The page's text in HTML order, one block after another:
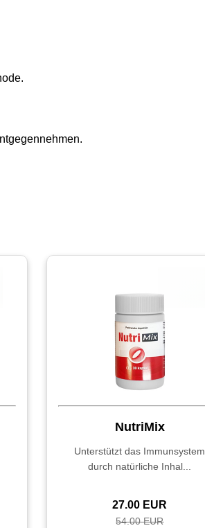
NutriMix
Unterstützt das Immunsystem
durch natürliche Inhal...
27.00 EUR
54.00 EUR